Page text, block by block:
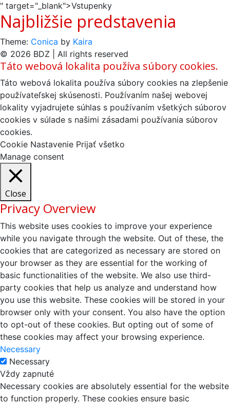
" target="_blank">Vstupenky
Najbližšie predstavenia
Theme: Conica by Kaira
© 2026 BDZ | All rights reserved
Táto webová lokalita používa súbory cookies.
Táto webová lokalita používa súbory cookies na zlepšenie
používateľskej skúsenosti. Používaním našej webovej
lokality vyjadrujete súhlas s používaním všetkých súborov
cookies v súlade s našimi zásadami používania súborov
cookies.
Cookie Nastavenie Prijať všetko
Manage consent
Close
Privacy Overview
This website uses cookies to improve your experience
while you navigate through the website. Out of these, the
cookies that are categorized as necessary are stored on
your browser as they are essential for the working of
basic functionalities of the website. We also use third-
party cookies that help us analyze and understand how
you use this website. These cookies will be stored in your
browser only with your consent. You also have the option
to opt-out of these cookies. But opting out of some of
these cookies may affect your browsing experience.
Necessary
Necessary
Vždy zapnuté
Necessary cookies are absolutely essential for the website
to function properly. These cookies ensure basic